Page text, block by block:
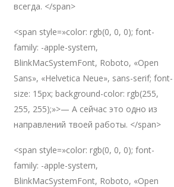
всегда. </span>
<span style=»color: rgb(0, 0, 0); font-
family: -apple-system,
BlinkMacSystemFont, Roboto, «Open
Sans», «Helvetica Neue», sans-serif; font-
size: 15px; background-color: rgb(255,
255, 255);»>— А сейчас это одно из
направлений твоей работы. </span>
<span style=»color: rgb(0, 0, 0); font-
family: -apple-system,
BlinkMacSystemFont, Roboto, «Open